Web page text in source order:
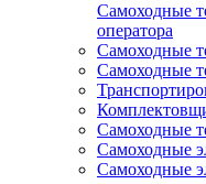
Самоходные
оператора
Самоходные
Самоходные
Самоходные
Самоходные
Самоходные